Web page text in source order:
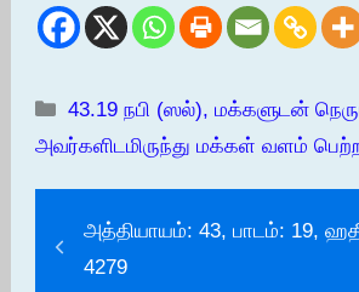
Categories
43.19 நபி (ஸல்), மக்களுடன்
அவர்களிடமிருந்து மக்கள் வளம்
அத்தியாயம்: 43, பாடம்: 19,
4279